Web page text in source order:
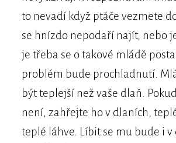
to nevadí když ptáče vezmete
se hnízdo nepodaří najít, nebo
je třeba se o takové mládě
problém bude prochladnutí.
být teplejší než vaše dlaň.
není, zahřejte ho v dlaních,
teplé láhve. Líbit se mu bude i v